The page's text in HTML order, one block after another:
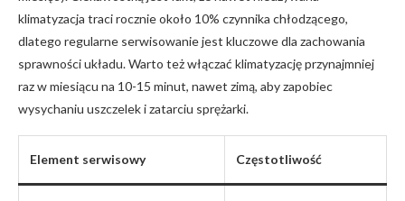
klimatyzacja traci rocznie około 10% czynnika chłodzącego,
dlatego regularne serwisowanie jest kluczowe dla zachowania
sprawności układu. ​Warto też włączać klimatyzację przynajmniej
raz w miesiącu na 10-15 minut, nawet zimą, aby zapobiec
wysychaniu uszczelek i ​zatarciu sprężarki.
Element serwisowy Częstotliwość